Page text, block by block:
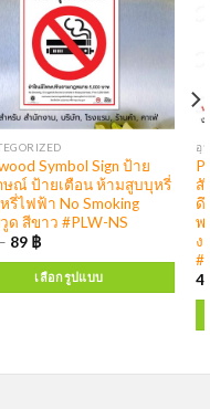
Symbol Sign ป้าย
ณ์ ป้ายเตือน ห้ามสูบบุหรี่
รี่ไฟฟ้า No Smoking
ด สีขาว #PLW-NS
– 89 ฿
เลือกรูปแบบ
อุ
สั
ดึ
พ
ง